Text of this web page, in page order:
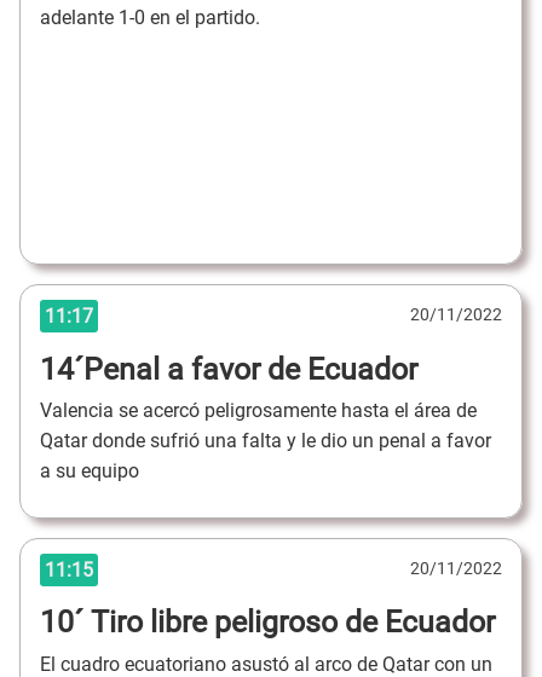
adelante 1-0 en el partido.
11:17 20/11/2022
14´Penal a favor de Ecuador
Valencia se acercó peligrosamente hasta el área de
Qatar donde sufrió una falta y le dio un penal a favor
a su equipo
11:15 20/11/2022
10´ Tiro libre peligroso de Ecuador
El cuadro ecuatoriano asustó al arco de Qatar con un